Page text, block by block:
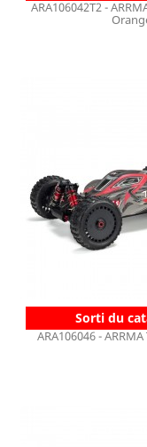
ARA106042T2 -
Sorti du
ARA106046 -